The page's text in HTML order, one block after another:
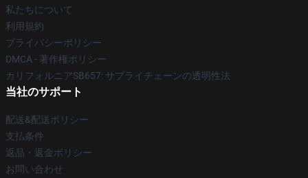
私たちについて
利用規約
プライバシーポリシー
DMCA - 著作権ポリシー
カリフォルニアSB657: サプライチェーンの透明性法
当社のサポート
配送&配送ポリシー
支払条件
返品・返金ポリシー
お問い合わせ